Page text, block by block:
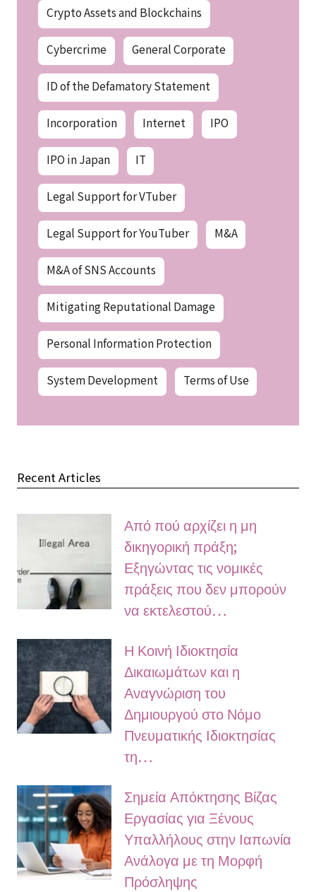
Crypto Assets and Blockchains
Cybercrime General Corporate
ID of the Defamatory Statement
Incorporation Internet IPO
IPO in Japan IT
Legal Support for VTuber
Legal Support for YouTuber M&A
M&A of SNS Accounts
Mitigating Reputational Damage
Personal Information Protection
System Development Terms of Use
Recent Articles
Από πού αρχίζει η μη
δικηγορική πράξη;
Εξηγώντας τις νομικές
πράξεις που δεν μπορούν
να εκτελεστού…
Η Κοινή Ιδιοκτησία
Δικαιωμάτων και η
Αναγνώριση του
Δημιουργού στο Νόμο
Πνευματικής Ιδιοκτησίας
τη…
Σημεία Απόκτησης Βίζας
Εργασίας για Ξένους
Υπαλλήλους στην Ιαπωνία
Ανάλογα με τη Μορφή
Πρόσληψης